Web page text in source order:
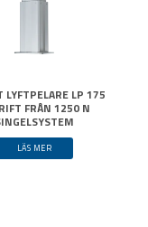
LYFTPELARE LP 175
FRÅN 1250 N
LÄS MER